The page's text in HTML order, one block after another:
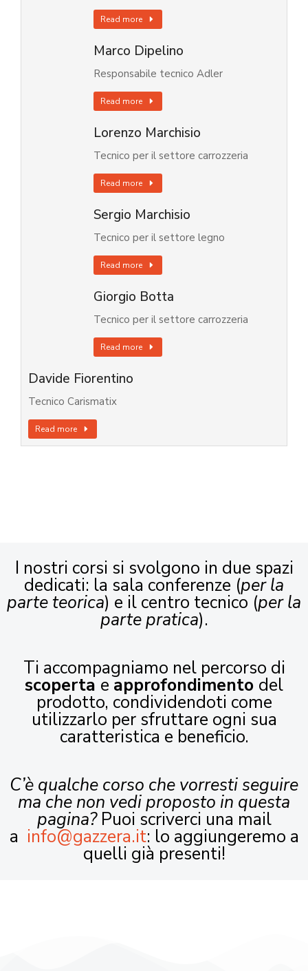
Read more
Marco Dipelino
Responsabile tecnico Adler
Read more
Lorenzo Marchisio
Tecnico per il settore carrozzeria
Read more
Sergio Marchisio
Tecnico per il settore legno
Read more
Giorgio Botta
Tecnico per il settore carrozzeria
Read more
Davide Fiorentino
Tecnico Carismatix
Read more
I nostri corsi si svolgono in due spazi
dedicati: la sala conferenze (per la
parte teorica) e il centro tecnico (per la
parte pratica).
Ti accompagniamo nel percorso di
scoperta e approfondimento del
prodotto, condividendoti come
utilizzarlo per sfruttare ogni sua
caratteristica e beneficio.
C’è qualche corso che vorresti seguire
ma che non vedi proposto in questa
pagina?Puoi scriverci una mail
a info@gazzera.it: lo aggiungeremo a
quelli già presenti!